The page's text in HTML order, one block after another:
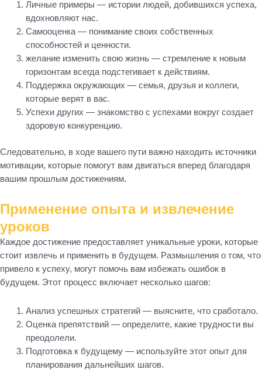
Личные примеры — истории людей, добившихся успеха,
вдохновляют нас.
Самооценка — понимание своих собственных
способностей и ценности.
желание изменить свою жизнь — стремление к новым
горизонтам всегда подстегивает к действиям.
Поддержка окружающих — семья, друзья и коллеги,
которые верят в вас.
Успехи других — знакомство с успехами вокруг создает
здоровую конкуренцию.
Следовательно, в ходе вашего пути важно находить источники
мотивации, которые помогут вам двигаться вперед благодаря
вашим прошлым достижениям.
Применение опыта и извлечение
уроков
Каждое достижение предоставляет уникальные уроки, которые
стоит извлечь и применить в будущем. Размышления о том, что
привело к успеху, могут помочь вам избежать ошибок в
будущем. Этот процесс включает несколько шагов:
Анализ успешных стратегий — выясните, что сработало.
Оценка препятствий — определите, какие трудности вы
преодолели.
Подготовка к будущему — используйте этот опыт для
планирования дальнейших шагов.